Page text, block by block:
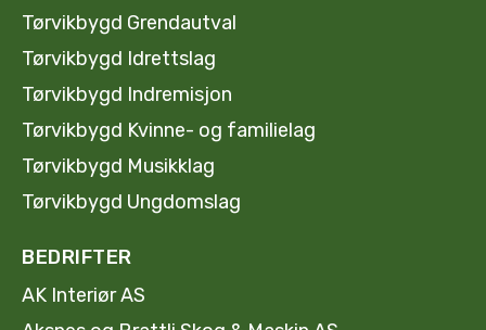
Tørvikbygd Grendautval
Tørvikbygd Idrettslag
Tørvikbygd Indremisjon
Tørvikbygd Kvinne- og familielag
Tørvikbygd Musikklag
Tørvikbygd Ungdomslag
BEDRIFTER
AK Interiør AS